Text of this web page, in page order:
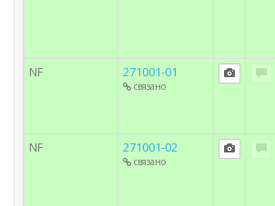
NF 271001-01
связано
NF
271001-02
связано